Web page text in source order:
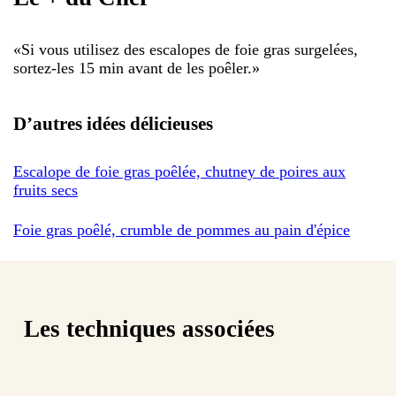
«Si vous utilisez des escalopes de foie gras surgelées,
sortez-les 15 min avant de les poêler.»
D’autres idées délicieuses
Escalope de foie gras poêlée, chutney de poires aux
fruits secs
Foie gras poêlé, crumble de pommes au pain d'épice
Les techniques associées